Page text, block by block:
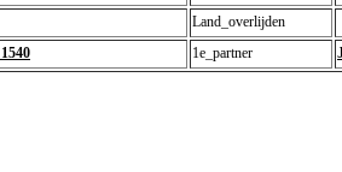
Land_overlijden
1e_partner